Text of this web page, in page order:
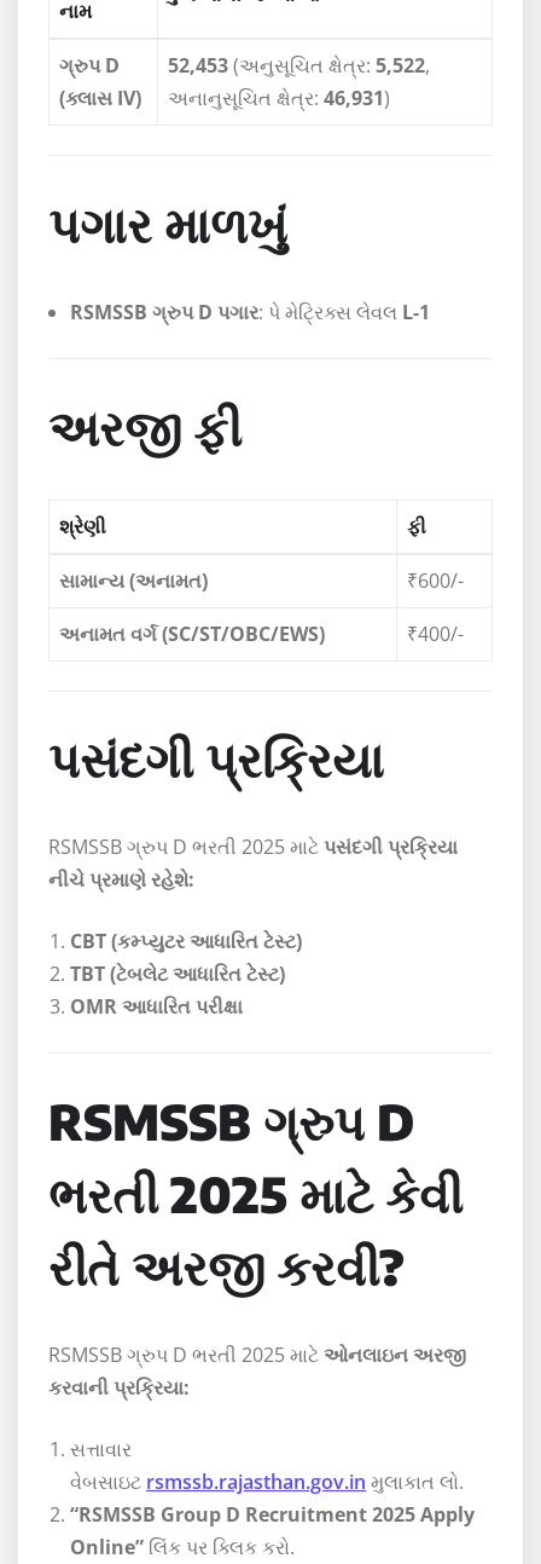
નામ
ગ્રુપ D
(ક્લાસ IV)
52,453(અનુસૂચિત ક્ષેત્ર: 5,522,
અનાનુસૂચિત ક્ષેત્ર: 46,931)
પગાર માળખું
RSMSSB ગ્રુપ D પગાર: પે મેટ્રિક્સ લેવલ L-1
અરજી ફી
શ્રેણી ફી
સામાન્ય (અનામત)
₹600/-
અનામત વર્ગ (SC/ST/OBC/EWS)
₹400/-
પસંદગી પ્રક્રિયા
RSMSSB ગ્રુપ D ભરતી 2025 માટેપસંદગી પ્રક્રિયા
નીચે પ્રમાણે રહેશે:
CBT (કમ્પ્યુટર આધારિત ટેસ્ટ)
TBT (ટેબલેટ આધારિત ટેસ્ટ)
OMR આધારિત પરીક્ષા
RSMSSB ગ્રુપ D
ભરતી 2025 માટે કેવી
રીતે અરજી કરવી?
RSMSSB ગ્રુપ D ભરતી 2025 માટેઓનલાઇન અરજી
કરવાની પ્રક્રિયા:
સત્તાવાર
વેબસાઇટ rsmssb.rajasthan.gov.in મુલાકાત લો.
“RSMSSB Group D Recruitment 2025 Apply
Online” લિંક પર ક્લિક કરો.